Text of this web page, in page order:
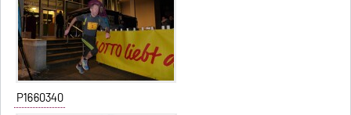
P1660340